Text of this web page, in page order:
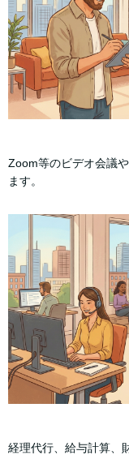
Zoom等のビデオ会議
ます。
経理代行、給与計算、